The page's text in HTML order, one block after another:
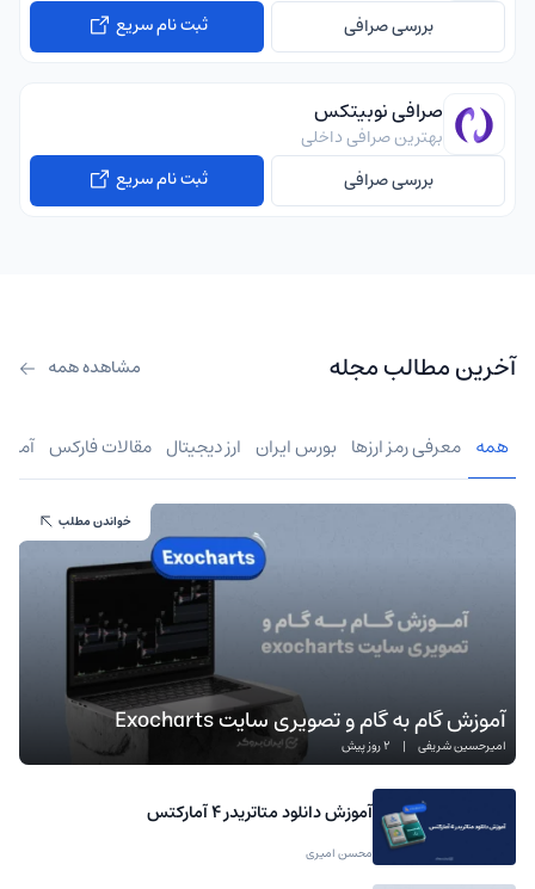
بررسی صرافی
ثبت نام سریع
صرافی نوبیتکس
بهترین صرافی داخلی
بررسی صرافی
ثبت نام سریع
آخرین مطالب مجله مشاهده همه
همه معرفی رمز ارزها بورس ایران ارز دیجیتال مقالات فارکس
آموزش گام به گام و تصویری سایت Exocharts
امیرحسین شریفی | 2 روز پیش
خواندن مطلب
آموزش دانلود متاتریدر 4 آمارکتس
محسن امیری